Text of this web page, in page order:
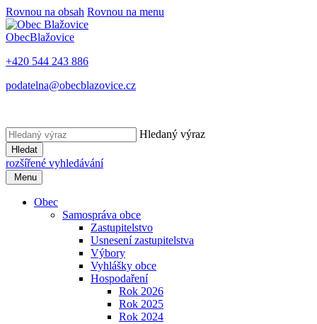
Rovnou na obsah Rovnou na menu
ObecBlažovice
+420 544 243 886
podatelna@obecblazovice.cz
Hledaný výraz
Hledat
rozšířené vyhledávání
Menu
Obec
Samospráva obce
Zastupitelstvo
Usnesení zastupitelstva
Výbory
Vyhlášky obce
Hospodaření
Rok 2026
Rok 2025
Rok 2024